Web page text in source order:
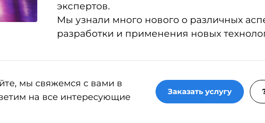
экспертов.
Мы узнали много нового о различных
разработки и применения новых
мы свяжемся с вами в
на все интересующие
Заказать услугу